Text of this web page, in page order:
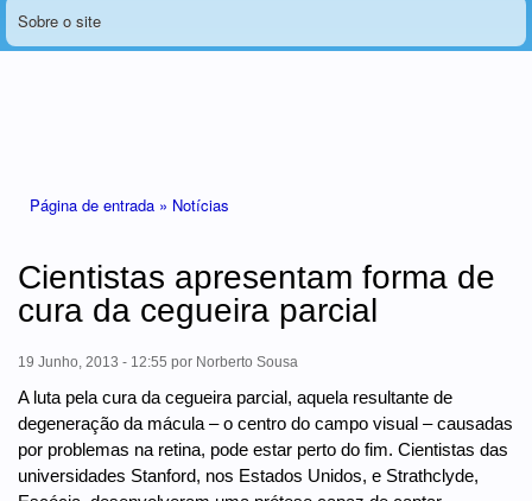
Sobre o site
Página de entrada » Notícias
Cientistas apresentam forma de
cura da cegueira parcial
19 Junho, 2013 - 12:55 por Norberto Sousa
A luta pela cura da cegueira parcial, aquela resultante de
degeneração da mácula – o centro do campo visual – causadas
por problemas na retina, pode estar perto do fim. Cientistas das
universidades Stanford, nos Estados Unidos, e Strathclyde,